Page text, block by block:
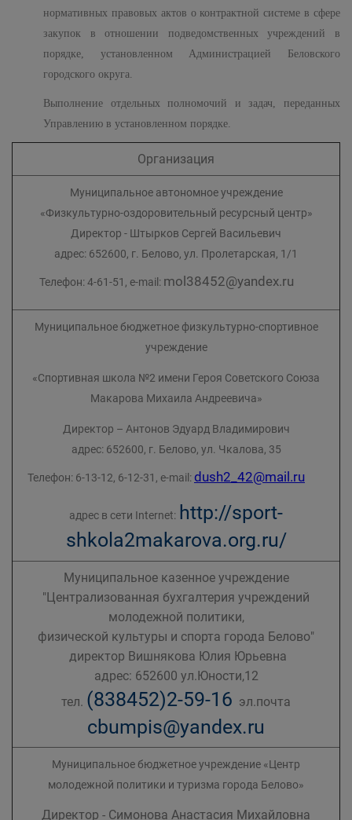
нормативных правовых актов о контрактной системе в сфере
закупок в отношении подведомственных учреждений в
порядке, установленном Администрацией Беловского
городского округа.
Выполнение отдельных полномочий и задач, переданных
Управлению в установленном порядке.
Организация
Муниципальное автономное учреждение
«Физкультурно-оздоровительный ресурсный центр»
Директор - Штырков Сергей Васильевич
адрес: 652600, г. Белово, ул. Пролетарская, 1/1
Телефон: 4-61-51, e-mail: mol38452@yandex.ru
Муниципальное бюджетное физкультурно-спортивное
учреждение
«Спортивная школа №2 имени Героя Советского Союза
Макарова Михаила Андреевича»
Директор – Антонов Эдуард Владимирович
адрес: 652600, г. Белово, ул. Чкалова, 35
Телефон: 6-13-12, 6-12-31, e-mail: dush2_42@mail.ru
адрес в сети Internet: http://sport-
shkola2makarova.org.ru/
Муниципальное казенное учреждение
"Централизованная бухгалтерия учреждений
молодежной политики,
физической культуры и спорта города Белово"
директор Вишнякова Юлия Юрьевна
адрес: 652600 ул.Юности,12
тел. (838452)2-59-16 эл.почта
cbumpis@yandex.ru
Муниципальное бюджетное учреждение «Центр
молодежной политики и туризма города Белово»
Директор - Симонова Анастасия Михайловна